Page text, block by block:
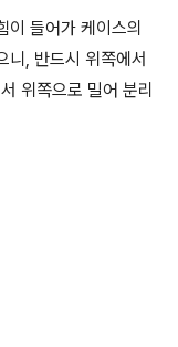
들어가 케이스의
니, 반드시 위쪽에서
위쪽으로 밀어 분리